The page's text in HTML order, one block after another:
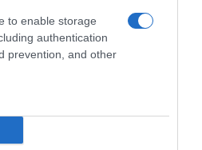
to enable storage
authentication
prevention, and other